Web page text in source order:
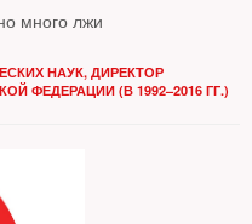
много лжи
НАУК, ДИРЕКТОР
ФЕДЕРАЦИИ (В 1992–2016 ГГ.)